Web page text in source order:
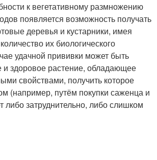
к вегетативному размножению
появляется возможность получать
деревья и кустарники, имея
их биологического
удачной прививки может быть
и здоровое растение, обладающее
свойствами, получить которое
(например, путём покупки саженца и
либо затруднительно, либо слишком